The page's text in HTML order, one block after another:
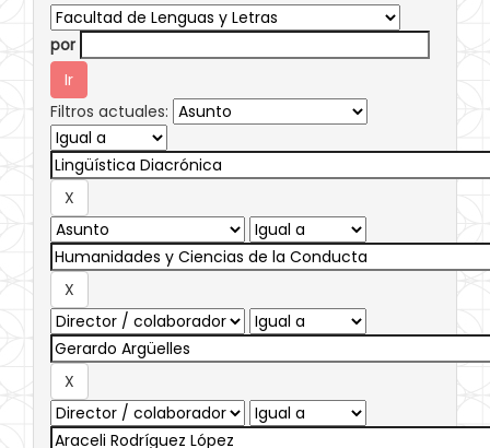
por
Filtros actuales: